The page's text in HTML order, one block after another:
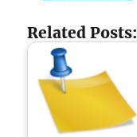
Related Posts: